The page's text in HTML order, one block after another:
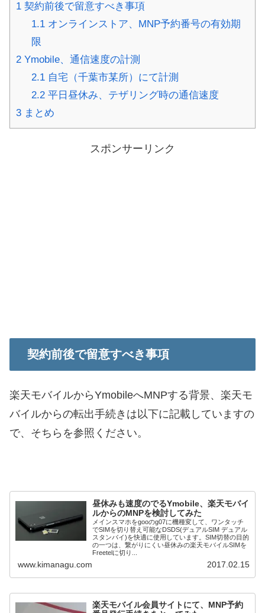
1 契約前後で留意すべき事項
1.1オンラインストア、MNP予約番号の有効期
限
2 Ymobile、通信速度の計測
2.1自宅（千葉市某所）にて計測
2.2平日昼休み、テザリング時の通信速度
3 まとめ
スポンサーリンク
契約前後で留意すべき事項
楽天モバイルからYmobileへMNPする背景、楽天モ
バイルからの転出手続きは以下に記載していますの
で、そちらを参照ください。
昼休みも速度のでるYmobile、楽天モバイ
ルからのMNPを検討してみた
メインスマホをgooのg07に機種変して、ワンタッチ
でSIMを切り替え可能なDSDS(デュアルSIM デュアル
スタンバイ)を快適に使用しています。SIM切替の目的
の一つは、繋がりにくい昼休みの楽天モバイルSIMを
Freetelに切り...
www.kimanagu.com 2017.02.15
楽天モバイル会員サイトにて、MNP予約